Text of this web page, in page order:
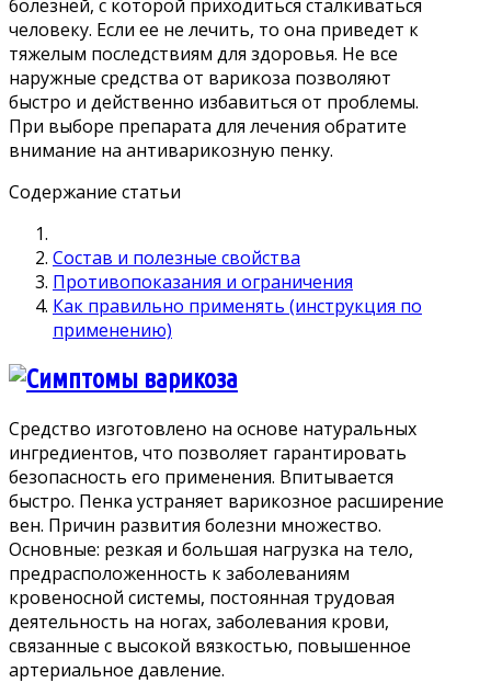
болезней, с которой приходиться сталкиваться
человеку. Если ее не лечить, то она приведет к
тяжелым последствиям для здоровья. Не все
наружные средства от варикоза позволяют
быстро и действенно избавиться от проблемы.
При выборе препарата для лечения обратите
внимание на антиварикозную пенку.
Содержание статьи
Состав и полезные свойства
Противопоказания и ограничения
Как правильно применять (инструкция по
применению)
Средство изготовлено на основе натуральных
ингредиентов, что позволяет гарантировать
безопасность его применения. Впитывается
быстро. Пенка устраняет варикозное расширение
вен. Причин развития болезни множество.
Основные: резкая и большая нагрузка на тело,
предрасположенность к заболеваниям
кровеносной системы, постоянная трудовая
деятельность на ногах, заболевания крови,
связанные с высокой вязкостью, повышенное
артериальное давление.